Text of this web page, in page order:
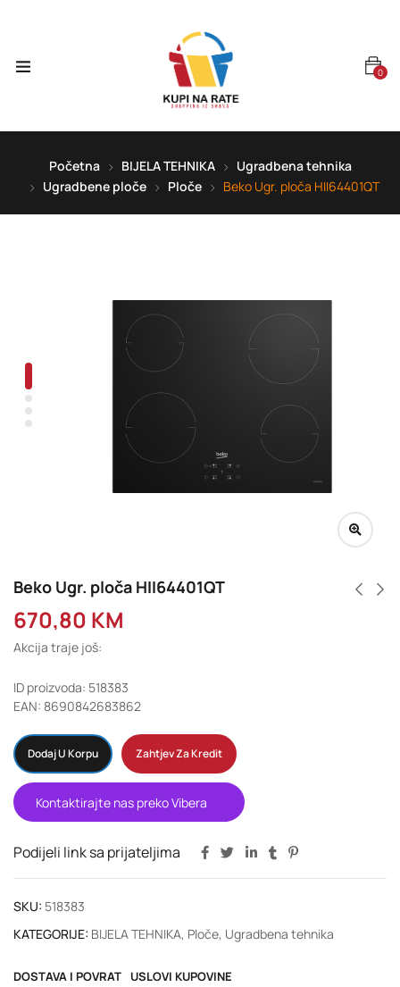
0
Početna BIJELA TEHNIKA
Ugradbena tehnika
Ugradbene ploče
Ploče Beko Ugr. ploča HII64401QT
Beko Ugr. ploča HII64401QT
670,80 KM
Akcija traje još:
ID proizvoda: 518383
EAN: 8690842683862
Dodaj U Korpu Zahtjev Za Kredit
Kontaktirajte nas preko Vibera
Podijeli link sa prijateljima
SKU: 518383
KATEGORIJE: BIJELA TEHNIKA, Ploče, Ugradbena tehnika
DOSTAVA I POVRAT USLOVI KUPOVINE